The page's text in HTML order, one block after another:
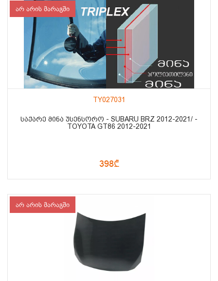
არ არის მარაგში
TY027031
ᲡᲐᲥᲐᲠᲔ ᲛᲘᲜᲐ ᲣᲡᲔᲜᲡᲝᲠᲝ - SUBARU BRZ 2012-2021/ -
TOYOTA GT86 2012-2021
398₾
არ არის მარაგში